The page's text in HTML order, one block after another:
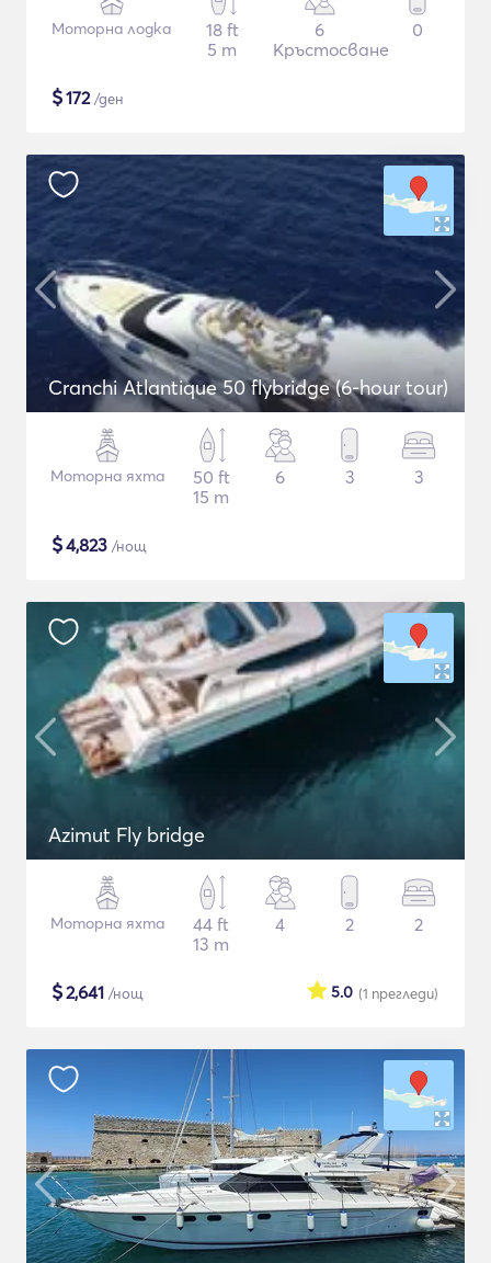
Моторна лодка
18 ft
5 m
6
Кръстосване
0
$172/ден
Cranchi Atlantique 50 flybridge (6-hour tour)
Моторна яхта
50 ft
15 m
6 3 3
$4,823 /нощ
Azimut Fly bridge
Моторна яхта
44 ft
13 m
4 2 2
$2,641 /нощ (1 прегледи)
5.0